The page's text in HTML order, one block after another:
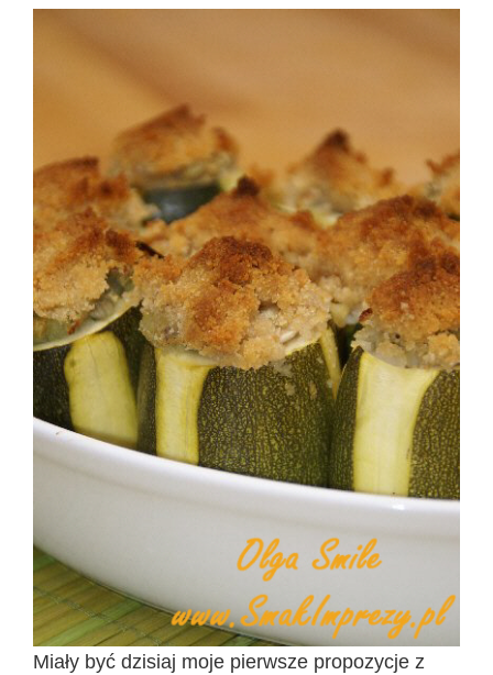
Miały być dzisiaj moje pierwsze propozycje z